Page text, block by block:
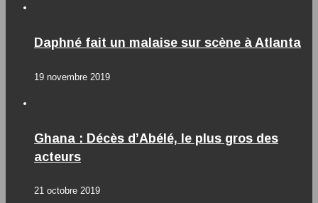
Daphné fait un malaise sur scène à Atlanta
19 novembre 2019
Ghana : Décès d’Abélé, le plus gros des
acteurs
21 octobre 2019